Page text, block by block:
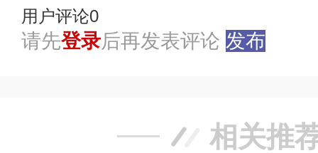
用户评论0
请先登录后再发表评论 发布
相关推